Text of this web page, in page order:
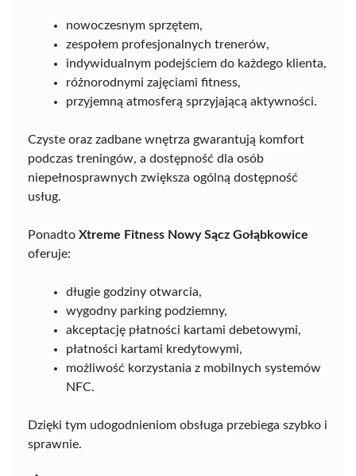
nowoczesnym sprzętem,
zespołem profesjonalnych trenerów,
indywidualnym podejściem do każdego klienta,
różnorodnymi zajęciami fitness,
przyjemną atmosferą sprzyjającą aktywności.
Czyste oraz zadbane wnętrza gwarantują komfort
podczas treningów, a dostępność dla osób
niepełnosprawnych zwiększa ogólną dostępność
usług.
Ponadto Xtreme Fitness Nowy Sącz Gołąbkowice
oferuje:
długie godziny otwarcia,
wygodny parking podziemny,
akceptację płatności kartami debetowymi,
płatności kartami kredytowymi,
możliwość korzystania z mobilnych systemów
NFC.
Dzięki tym udogodnieniom obsługa przebiega szybko i
sprawnie.